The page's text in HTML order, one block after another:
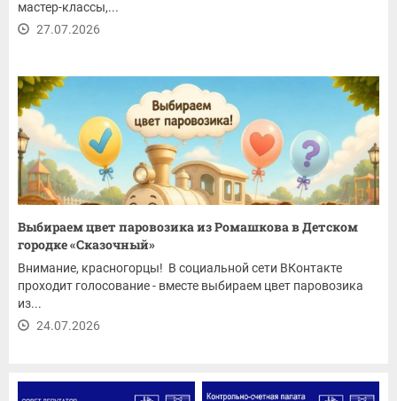
мастер-классы,...
27.07.2026
Выбираем цвет паровозика из Ромашкова в Детском
городке «Сказочный»
Внимание, красногорцы! В социальной сети ВКонтакте
проходит голосование - вместе выбираем цвет паровозика
из...
24.07.2026